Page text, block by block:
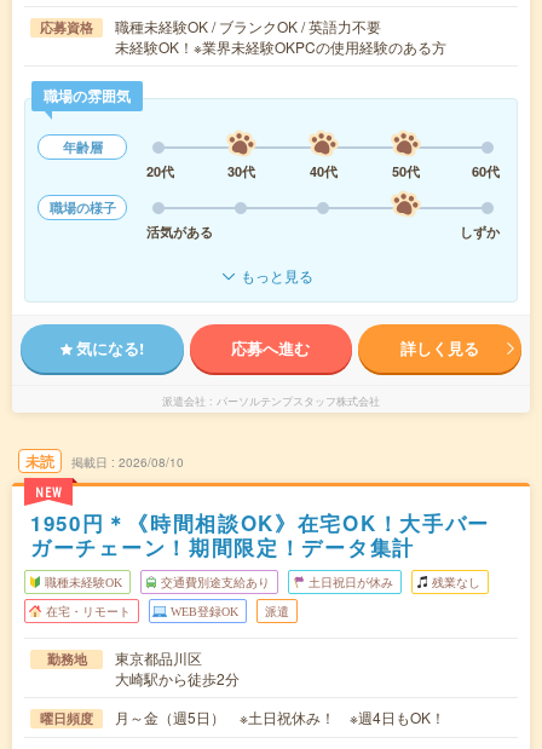
応募資格
職種未経験OK / ブランクOK / 英語力不要
未経験OK！※業界未経験OKPCの使用経験のある方
職場の雰囲気
年齢層
20代
30代 40代 50代
60代
職場の様子
活気がある
しずか
もっと見る
気になる! 応募へ進む 詳しく見る
派遣会社 パーソルテンプスタッフ株式会社
未読
NEW
掲載日 2026/08/10
1950円＊《時間相談OK》在宅OK！大手バー
ガーチェーン！期間限定！データ集計
職種未経験OK 交通費別途支給あり 土日祝日が休み 残業なし
在宅・リモート WEB登録OK 派遣
勤務地
東京都品川区
大崎駅から徒歩2分
曜日頻度 月～金（週5日） ※土日祝休み！ ※週4日もOK！